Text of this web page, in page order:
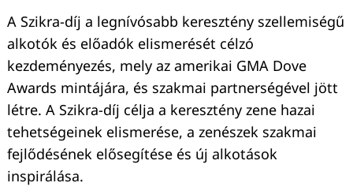
A Szikra-díj a legnívósabb keresztény szellemiségű
alkotók és előadók elismerését célzó
kezdeményezés, mely az amerikai GMA Dove
Awards mintájára, és szakmai partnerségével jött
létre. A Szikra-díj célja a keresztény zene hazai
tehetségeinek elismerése, a zenészek szakmai
fejlődésének elősegítése és új alkotások
inspirálása.